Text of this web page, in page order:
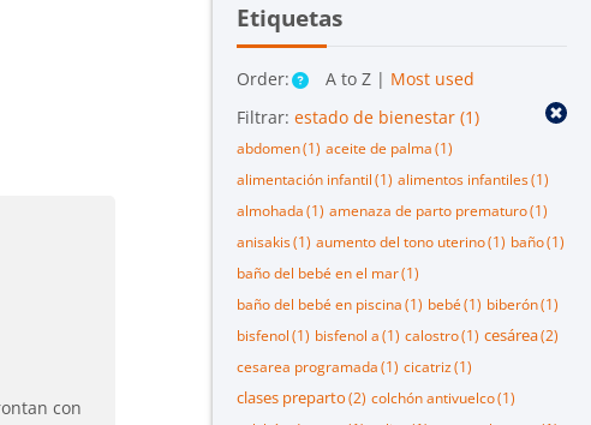
Etiquetas
Order: A to Z | Most used
Filtrar: estado de bienestar(1)
abdomen(1) aceite de palma(1)
alimentación infantil(1) alimentos infantiles(1)
almohada(1) amenaza de parto prematuro(1)
anisakis(1) aumento del tono uterino(1) baño(1)
baño del bebé en el mar(1)
baño del bebé en piscina(1) bebé(1) biberón(1)
bisfenol(1) bisfenol a(1) calostro(1) cesárea(2)
cesarea programada(1) cicatriz(1)
clases preparto(2) colchón antivuelco(1)
con